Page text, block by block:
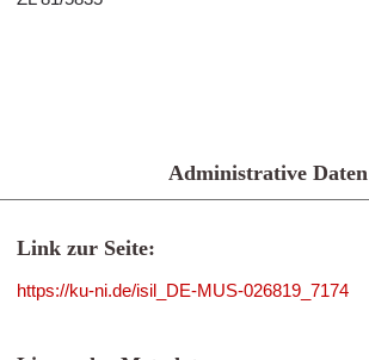
Administrative Daten
Link zur Seite:
https://ku-ni.de/isil_DE-MUS-026819_7174